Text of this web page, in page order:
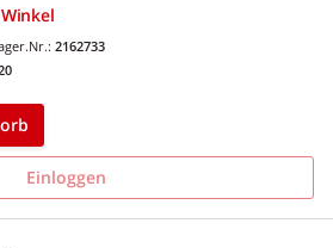
2162733
Einloggen